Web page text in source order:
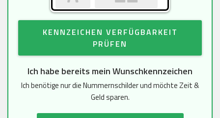
KENNZEICHEN VERFÜGBARKEIT
PRÜFEN
Ich habe bereits mein Wunschkennzeichen
Ich benötige nur die Nummernschilder und möchte Zeit &
Geld sparen.